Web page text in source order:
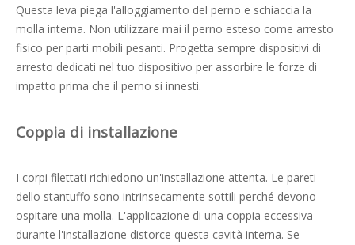
Questa leva piega l'alloggiamento del perno e schiaccia la
molla interna. Non utilizzare mai il perno esteso come arresto
fisico per parti mobili pesanti. Progetta sempre dispositivi di
arresto dedicati nel tuo dispositivo per assorbire le forze di
impatto prima che il perno si innesti.
Coppia di installazione
I corpi filettati richiedono un'installazione attenta. Le pareti
dello stantuffo sono intrinsecamente sottili perché devono
ospitare una molla. L'applicazione di una coppia eccessiva
durante l'installazione distorce questa cavità interna. Se